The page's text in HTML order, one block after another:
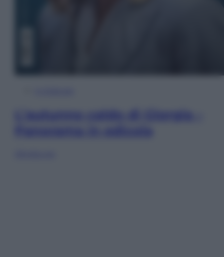
L’autunno caldo di Giorgia –